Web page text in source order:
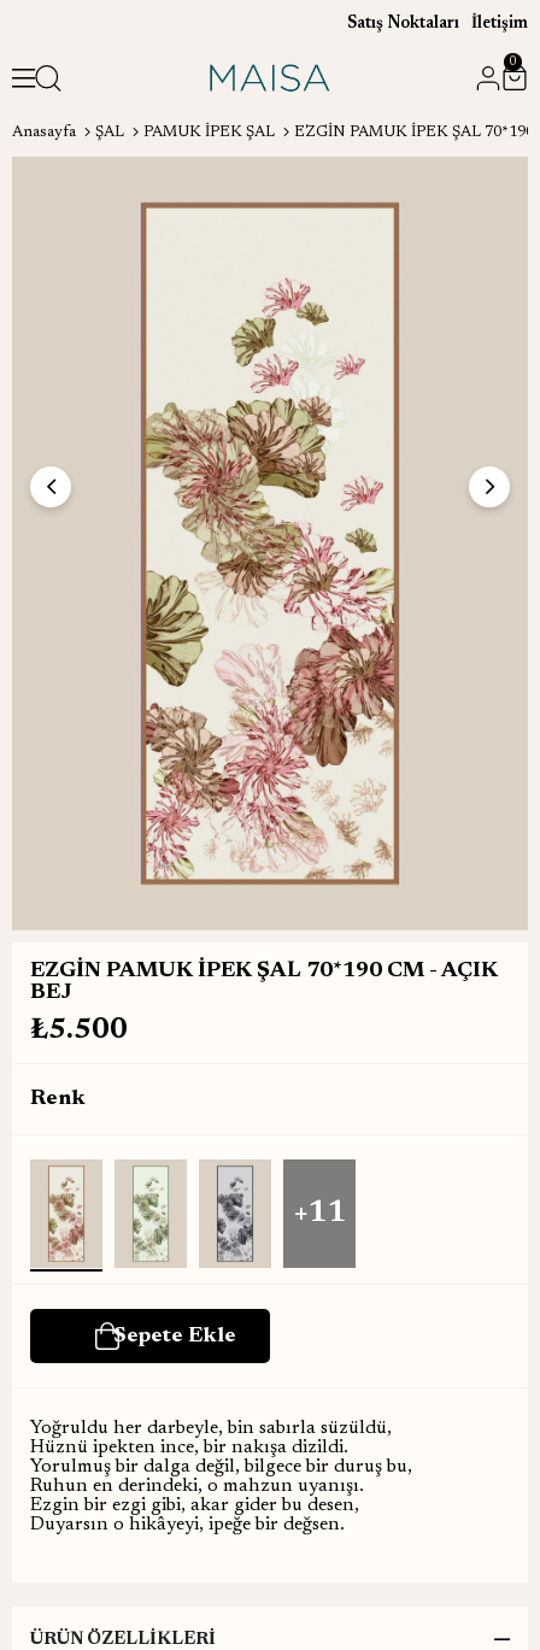
Satış Noktaları İletişim
0
Anasayfa ŞAL PAMUK İPEK ŞAL EZGİN PAMUK İPEK ŞAL 70*190
EZGİN PAMUK İPEK ŞAL 70*190 CM - AÇIK
BEJ
₺5.500
Renk
+11
Yoğruldu her darbeyle, bin sabırla süzüldü,
Hüznü ipekten ince, bir nakışa dizildi.
Yorulmuş bir dalga değil, bilgece bir duruş bu,
Ruhun en derindeki, o mahzun uyanışı.
Ezgin bir ezgi gibi, akar gider bu desen,
Duyarsın o hikâyeyi, ipeğe bir değsen.
ÜRÜN ÖZELLIKLERI